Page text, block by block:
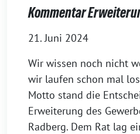
Kommentar
21. Juni 2024
Wir wissen noch nicht
wir laufen schon mal
Motto stand die
Erweiterung des
Radberg. Dem Rat lag